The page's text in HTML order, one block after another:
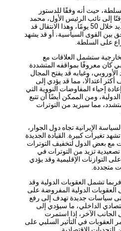
حيث أنه وفقًا للدستور
نائب الرئيس الأول، محمد
مخبر، لحين انتخاب رئيس جديد خلال 50 يومًا، وهذا الانتقال قد
السياسية، أو قد يشهد
السلطة.
ستشمل العلاقات مع
بمواقفه المتشددة
وغيابه قد يفتح المجال
مما قد يؤدي إلى
المفاوضات النووية التي
الممكن أيضًا أن تتبع
مما سيزيد من التوترات
تجاه دول الجوار،
كبيرة. القيادة الجديدة
الدول لتخفيف التوترات
تزيد من التوترات في
الإقليمية وقد يؤدي
العقوبات الدولية وقد
الدولية المفروضة على
جديدة تهدف إلى رفع
ما سيؤدي إلى
الآخر، إذا استمرت
في التأثير السلبي على